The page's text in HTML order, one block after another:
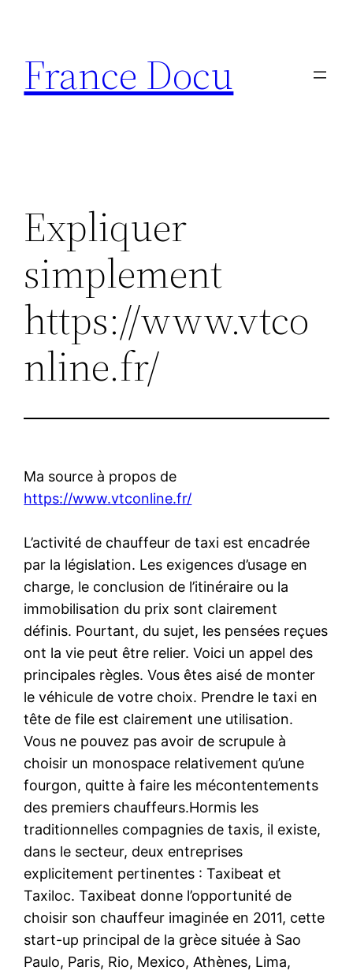
contenu
France Docu
Expliquer
simplement
https://www.vtco
nline.fr/
Ma source à propos de
https://www.vtconline.fr/
L’activité de chauffeur de taxi est encadrée
par la législation. Les exigences d’usage en
charge, le conclusion de l’itinéraire ou la
immobilisation du prix sont clairement
définis. Pourtant, du sujet, les pensées reçues
ont la vie peut être relier. Voici un appel des
principales règles. Vous êtes aisé de monter
le véhicule de votre choix. Prendre le taxi en
tête de file est clairement une utilisation.
Vous ne pouvez pas avoir de scrupule à
choisir un monospace relativement qu’une
fourgon, quitte à faire les mécontentements
des premiers chauffeurs.Hormis les
traditionnelles compagnies de taxis, il existe,
dans le secteur, deux entreprises
explicitement pertinentes : Taxibeat et
Taxiloc. Taxibeat donne l’opportunité de
choisir son chauffeur imaginée en 2011, cette
start-up principal de la grèce située à Sao
Paulo, Paris, Rio, Mexico, Athènes, Lima,